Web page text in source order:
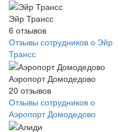
Эйр Трансс
6 отзывов
Отзывы сотрудников о Эйр
Трансс
Аэропорт Домодедово
20 отзывов
Отзывы сотрудников о
Аэропорт Домодедово